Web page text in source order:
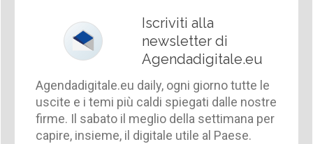
Iscriviti alla
newsletter di
Agendadigitale.eu
Agendadigitale.eu daily, ogni giorno tutte le
uscite e i temi più caldi spiegati dalle nostre
firme. Il sabato il meglio della settimana per
capire, insieme, il digitale utile al Paese.